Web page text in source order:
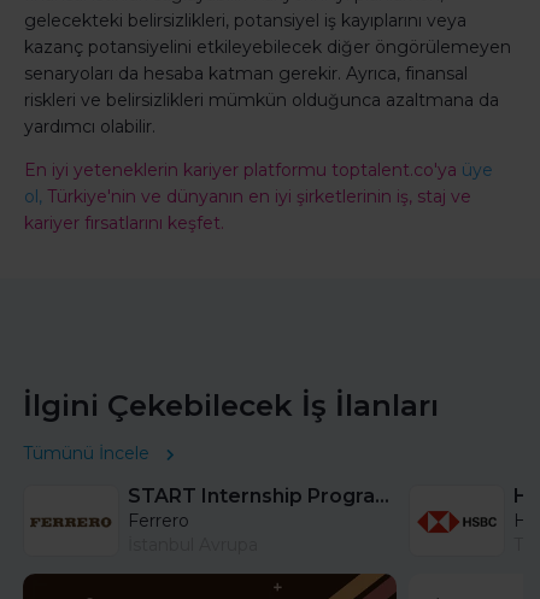
gelecekteki belirsizlikleri, potansiyel iş kayıplarını veya
kazanç potansiyelini etkileyebilecek diğer öngörülemeyen
senaryoları da hesaba katman gerekir. Ayrıca, finansal
riskleri ve belirsizlikleri mümkün olduğunca azaltmana da
yardımcı olabilir.
En iyi yeteneklerin kariyer platformu toptalent.co'ya üye
ol, Türkiye'nin ve dünyanın en iyi şirketlerinin iş, staj ve
kariyer fırsatlarını keşfet.
İlgini Çekebilecek İş İlanları
Tümünü İncele
START Internship Program (Sales) - Istanbul
Ferrero